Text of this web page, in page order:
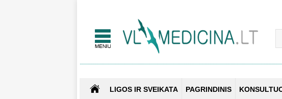
LIGOS IR SVEIKATA PAGRINDINIS